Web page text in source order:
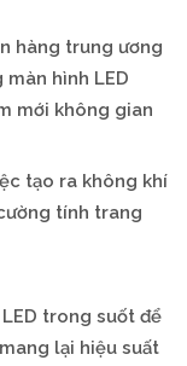
hàng trung ương
hình LED
mới không gian
tạo ra không khí
tính trang
trong suốt để
lại hiệu suất